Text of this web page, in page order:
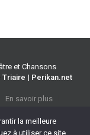
et Chansons
Triaire | Perikan.net
En savoir plus
la meilleure
à utiliser ce site,